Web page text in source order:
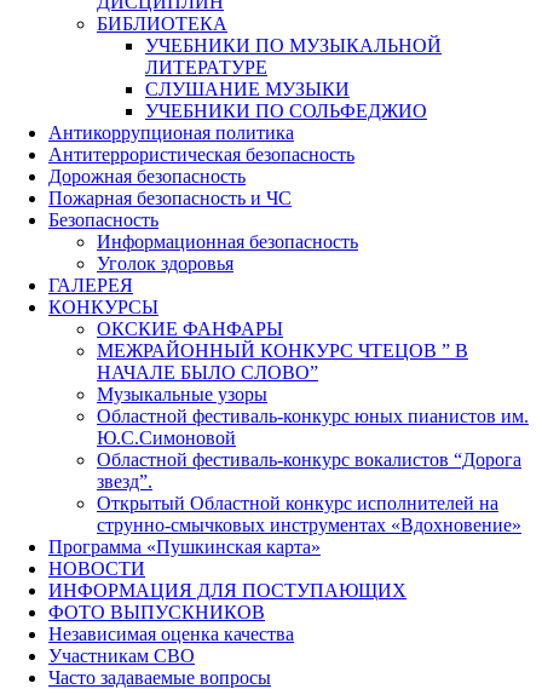
БИБЛИОТЕКА
УЧЕБНИКИ ПО МУЗЫКАЛЬНОЙ
ЛИТЕРАТУРЕ
СЛУШАНИЕ МУЗЫКИ
УЧЕБНИКИ ПО СОЛЬФЕДЖИО
Антикоррупционая политика
Антитеррористическая безопасность
Дорожная безопасность
Пожарная безопасность и ЧС
Безопасность
Информационная безопасность
Уголок здоровья
ГАЛЕРЕЯ
КОНКУРСЫ
ОКСКИЕ ФАНФАРЫ
МЕЖРАЙОННЫЙ КОНКУРС ЧТЕЦОВ ” В
НАЧАЛЕ БЫЛО СЛОВО”
Музыкальные узоры
Областной фестиваль-конкурс юных пианистов им.
Ю.С.Симоновой
Областной фестиваль-конкурс вокалистов “Дорога
звезд”.
Открытый Областной конкурс исполнителей на
струнно-смычковых инструментах «Вдохновение»
Программа «Пушкинская карта»
НОВОСТИ
ИНФОРМАЦИЯ ДЛЯ ПОСТУПАЮЩИХ
ФОТО ВЫПУСКНИКОВ
Независимая оценка качества
Участникам СВО
Часто задаваемые вопросы